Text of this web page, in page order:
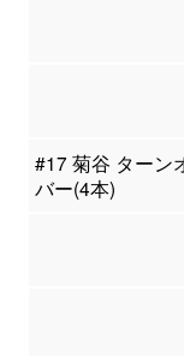
#17 菊谷 ターン
バー(4本)